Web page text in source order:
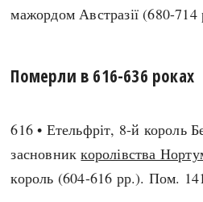
мажордом Австразії (680-714
Померли в 616-636 роках
616 • Етельфріт, 8-й король
засновниккоролівства
король (604-616 рр.). Пом.